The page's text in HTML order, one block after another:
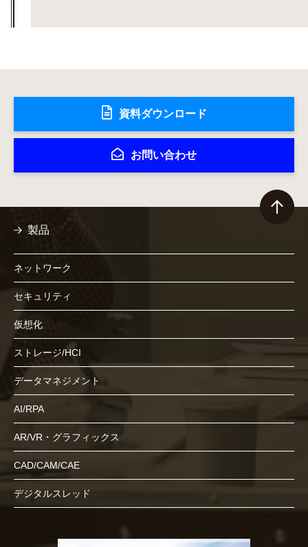
資料ダウンロード
お問い合わせ
製品
ネットワーク
セキュリティ
仮想化
ストレージ/HCI
データマネジメント
AI/RPA
AR/VR・グラフィックス
CAD/CAM/CAE
デジタルスレッド